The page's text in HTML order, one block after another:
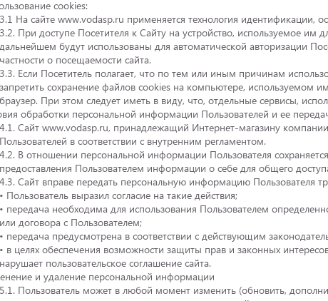
cookies:
3.1 На сайте www.vodasp.ru применяется технология идентификации,
3.2. При доступе Посетителя к Сайту на устройство, используемое
дальнейшем будут использованы для автоматической авторизации
частности о посещаемости cайта.
3.3. Если Посетитель полагает, что по тем или иным причинам
запретить сохранение файлов cookies на компьютере, используемом
браузер. При этом следует иметь в виду, что, отдельные сервисы,
обработки персональной информации Пользователей и ее
4.1. Сайт www.vodasp.ru, принадлежащий Интернет-магазину
Пользователей в соответствии с внутренним регламентом.
4.2. В отношении персональной информации Пользователя
предоставления Пользователем информации о себе для общего
4.3. Сайт вправе передать персональную информацию Пользователя
• Пользователь выразил согласие на такие действия;
• передача необходима для использования Пользователем
или договора с Пользователем;
• передача предусмотрена в соответствии с действующим
• в целях обеспечения возможности защиты прав и законных
нарушает пользовательское соглашение сайта.
и удаление персональной информации
5.1. Пользователь может в любой момент изменить (обновить,